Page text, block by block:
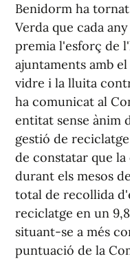
Benidorm ha
Verda que cada
premia l'esforç de
ajuntaments amb
vidre i la lluita
ha comunicat al
entitat sense ànim
gestió de
de constatar que
durant els mesos
total de recollida
reciclatge en un
situant-se a més
puntuació de la